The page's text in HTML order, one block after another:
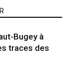
Bugey à
traces des